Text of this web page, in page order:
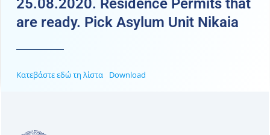
25.08.2020. Residence Permits that
are ready. Pick Asylum Unit Nikaia
Κατεβάστε εδώ τη λίστα Download